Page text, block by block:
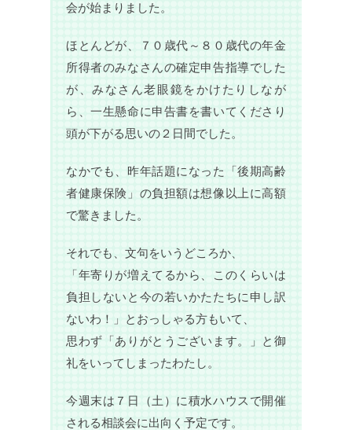
会が始まりました。
ほとんどが、７０歳代～８０歳代の年金
所得者のみなさんの確定申告指導でした
が、みなさん老眼鏡をかけたりしなが
ら、一生懸命に申告書を書いてくださり
頭が下がる思いの２日間でした。
なかでも、昨年話題になった「後期高齢
者健康保険」の負担額は想像以上に高額
で驚きました。
それでも、文句をいうどころか、
「年寄りが増えてるから、このくらいは
負担しないと今の若いかたたちに申し訳
ないわ！」とおっしゃる方もいて、
思わず「ありがとうございます。」と御
礼をいってしまったわたし。
今週末は７日（土）に積水ハウスで開催
される相談会に出向く予定です。